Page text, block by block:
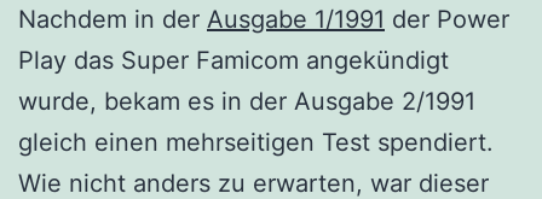
Nachdem in der Ausgabe 1/1991 der Power
Play das Super Famicom angekündigt
wurde, bekam es in der Ausgabe 2/1991
gleich einen mehrseitigen Test spendiert.
Wie nicht anders zu erwarten, war dieser